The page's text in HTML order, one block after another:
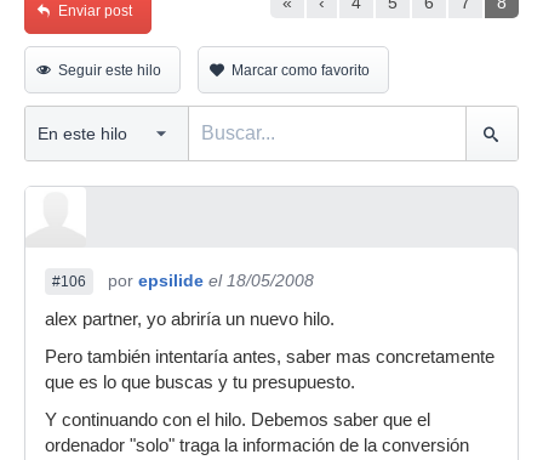
Enviar post
Seguir este hilo Marcar como favorito
#106 por epsilide el 18/05/2008
alex partner, yo abriría un nuevo hilo.
Pero también intentaría antes, saber mas concretamente
que es lo que buscas y tu presupuesto.
Y continuando con el hilo. Debemos saber que el
ordenador "solo" traga la información de la conversión